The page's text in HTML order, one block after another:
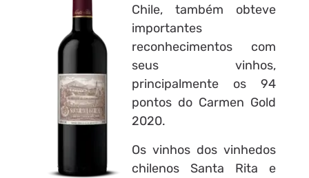
Chile, também obteve
importantes
reconhecimentos com
seus vinhos,
principalmente os 94
pontos do Carmen Gold
2020.
Os vinhos dos vinhedos
chilenos Santa Rita e